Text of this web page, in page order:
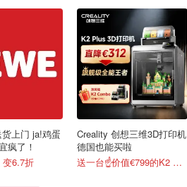
上门 ja!鸡蛋
疯了！
变6.7折
Creality 创想三维3D打印机
德国也能买啦
送一台☝️价值€799的K2 Combo！